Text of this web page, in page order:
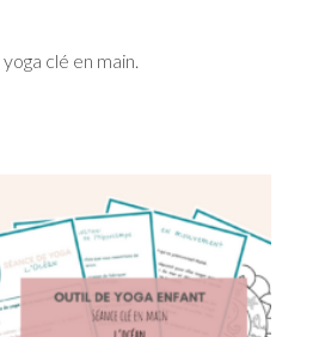
clé en main.